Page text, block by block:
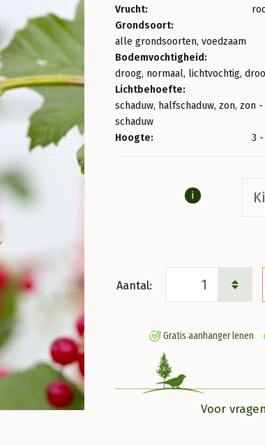
Vrucht:
Grondsoort:
alle grondsoorten, voedzaam
Bodemvochtigheid:
droog, normaal, lichtvochtig,
Lichtbehoefte:
schaduw, halfschaduw, zon, zon
schaduw
Hoogte:
3
i
Viburnum
opulus
aantal
Gratis aanhanger lenen
Voor